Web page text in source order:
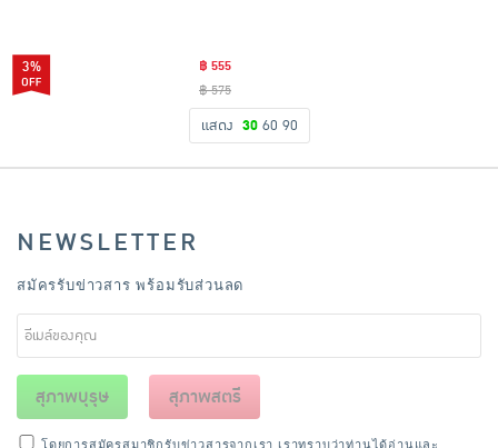
3%
฿ 555
฿ 575
แสดง 30 60 90
NEWSLETTER
สมัครรับข่าวสาร พร้อมรับส่วนลด
สุภาพบุรุษ สุภาพสตรี
โดยการสมัครสมาชิกรับข่าวสารจากเรา เราทราบว่าท่านได้อ่านและ